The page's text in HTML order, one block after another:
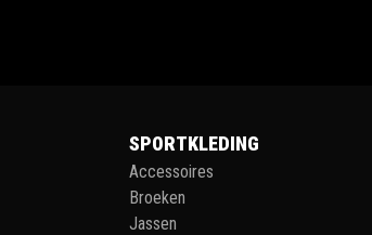
SPORTKLEDING
Accessoires
Broeken
Jassen